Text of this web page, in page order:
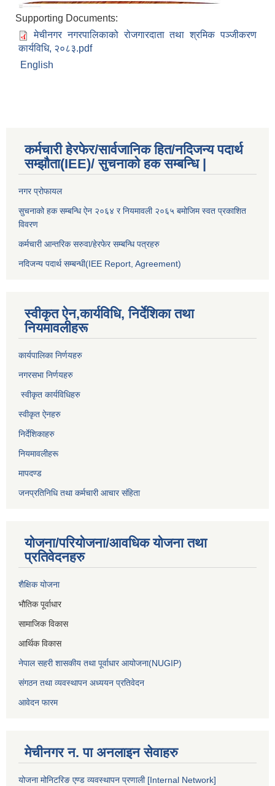
Supporting Documents:
मेचीनगर नगरपालिकाको रोजगारदाता तथा श्रमिक पञ्जीकरण
कार्यविधि, २०८३.pdf
English
कर्मचारी हेरफेर/सार्वजानिक हित/नदिजन्य पदार्थ
सम्झौता(IEE)/ सुचनाको हक सम्बन्धि |
नगर प्रोफायल
सुचनाको हक सम्बन्धि ऐन २०६४ र नियमावली २०६५ बमोजिम स्वत प्रकाशित
विवरण
कर्मचारी आन्तरिक सरुवा/हेरफेर सम्बन्धि पत्रहरु
नदिजन्य पदार्थ सम्बन्धी(IEE Report, Agreement)​
स्वीकृत ऐन,कार्यविधि, निर्देशिका तथा
नियमावलीहरू
कार्यपालिका निर्णयहरु
नगरसभा निर्णयहरु
स्वीकृत कार्यविधिहरु
स्वीकृत ऐनहरु
निर्देशिकाहरु
नियमावलीहरू
मापदण्ड
जनप्रतिनिधि तथा कर्मचारी आचार संहिता
योजना/परियोजना/आवधिक योजना तथा
प्रतिवेदनहरु
शैक्षिक योजना
भौतिक पूर्वाधार
सामाजिक विकास
आर्थिक विकास
नेपाल सहरी शासकीय तथा पूर्वाधार आयोजना(NUGIP)
संगठन तथा व्यवस्थापन अध्ययन प्रतिवेदन
आवेदन फारम
मेचीनगर न. पा अनलाइन सेवाहरु
योजना मोनिटरिङ एण्ड व्यवस्थापन प्रणाली [Internal Network]